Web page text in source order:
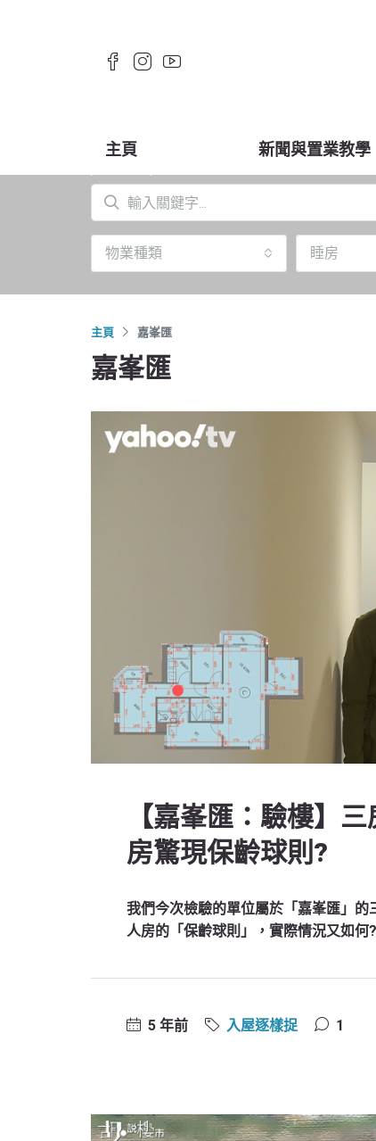
主頁 新聞與置業教學
物業種類 睡房
主頁 嘉峯匯
嘉峯匯
【嘉峯匯：驗樓】
房驚現保齡球則?
我們今次檢驗的單位屬於「嘉峯匯」
人房的「保齡球則」，實際情況又如何?
5 年前 入屋逐樣捉 1